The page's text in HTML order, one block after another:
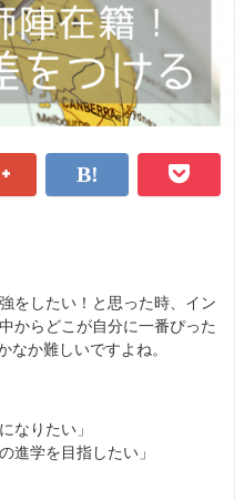
をしたい！と思った時、イン
からどこが自分に一番ぴった
なか難しいですよね。
なりたい」
進学を目指したい」